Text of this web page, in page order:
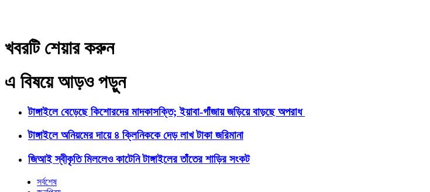
খবরটি শেয়ার করুন
এ বিষয়ে আড়ও পড়ুন
টাঙ্গাইলে বেড়েছে কিশোরদের মাদকাসক্তি; ইয়াবা-গাঁজায় জড়িয়ে বাড়ছে অপরাধ
টাঙ্গাইলে অনিয়মের দায়ে ৪ ক্লিনিককে দেড় লাখ টাকা জরিমানা
জিআই স্বীকৃতি মিললেও কাটেনি টাঙ্গাইলের তাঁতের শাড়ির সংকট
সর্বশেষ